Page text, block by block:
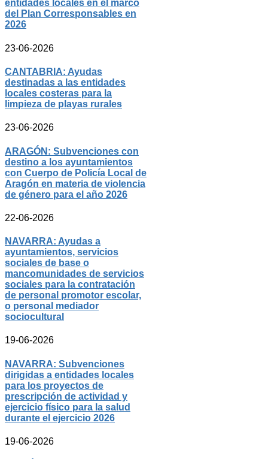
entidades locales en el marco
del Plan Corresponsables en
2026
23-06-2026
CANTABRIA: Ayudas
destinadas a las entidades
locales costeras para la
limpieza de playas rurales
23-06-2026
ARAGÓN: Subvenciones con
destino a los ayuntamientos
con Cuerpo de Policía Local de
Aragón en materia de violencia
de género para el año 2026
22-06-2026
NAVARRA: Ayudas a
ayuntamientos, servicios
sociales de base o
mancomunidades de servicios
sociales para la contratación
de personal promotor escolar,
o personal mediador
sociocultural
19-06-2026
NAVARRA: Subvenciones
dirigidas a entidades locales
para los proyectos de
prescripción de actividad y
ejercicio físico para la salud
durante el ejercicio 2026
19-06-2026